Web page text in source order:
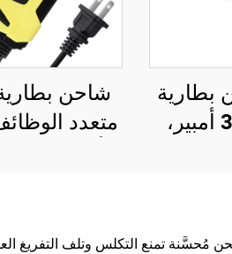
بطارية
ليثيوم 48 فولت 3 أمبير،
شاحن
مُحسَّنة تمنع التكلس وتلف التفريغ